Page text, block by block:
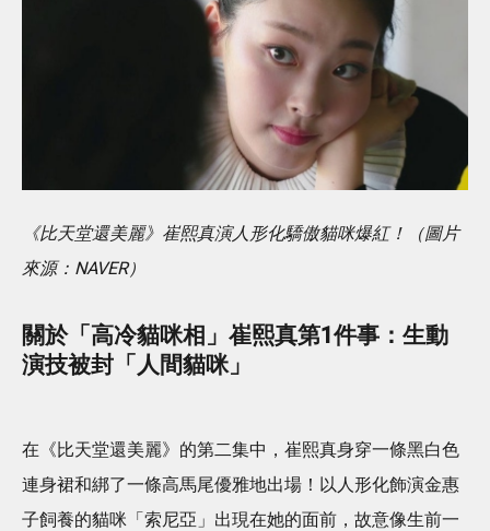
《比天堂還美麗》崔熙真演人形化驕傲貓咪爆紅！（圖片
來源：NAVER）
關於「高冷貓咪相」崔熙真第1件事： 生動
演技被封「人間貓咪」
在《比天堂還美麗》的第二集中，崔熙真身穿一條黑白色
連身裙和綁了一條高馬尾優雅地出場！以人形化飾演金惠
子飼養的貓咪「索尼亞」出現在她的面前，故意像生前一